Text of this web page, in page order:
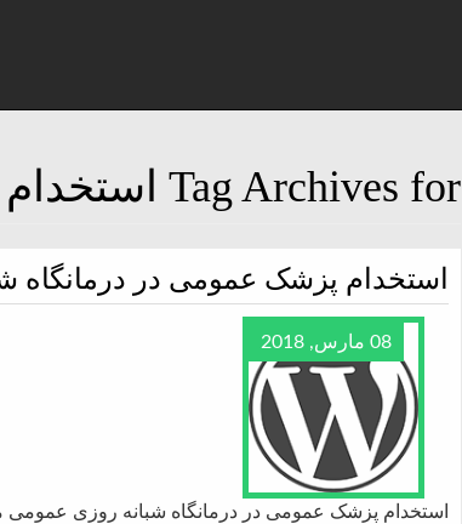
Tag Archives for استخدام درمانگاه
استخدام پزشک عمومی در درمانگاه
08 مارس, 2018
استخدام پزشک عمومی در درمانگاه شبانه روزی عمومی